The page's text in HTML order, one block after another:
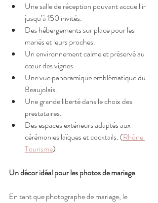
Une salle de réception pouvant accueillir
jusqu’à 150 invités.
Des hébergements sur place pour les
mariés et leurs proches.
Un environnement calme et préservé au
cœur des vignes.
Une vue panoramique emblématique du
Beaujolais.
Une grande liberté dans le choix des
prestataires.
Des espaces extérieurs adaptés aux
cérémonies laïques et cocktails. (Rhône
Tourisme)
Un décor idéal pour les photos de mariage
En tant que photographe de mariage, le